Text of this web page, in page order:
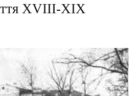
XVIII-XIX